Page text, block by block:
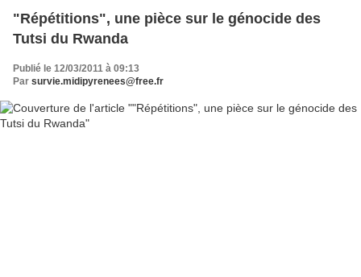
"Répétitions", une pièce sur le génocide des
Tutsi du Rwanda
Publié le 12/03/2011 à 09:13
Par survie.midipyrenees@free.fr